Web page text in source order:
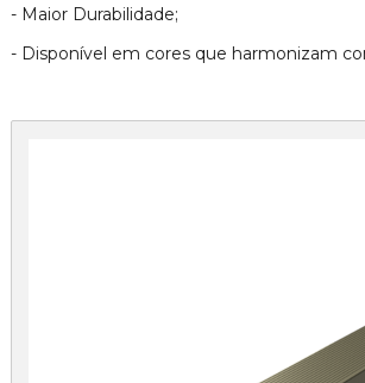
- Maior Durabilidade;
- Disponível em cores que harmonizam